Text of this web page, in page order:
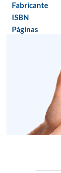
Fabricante
ISBN
Páginas